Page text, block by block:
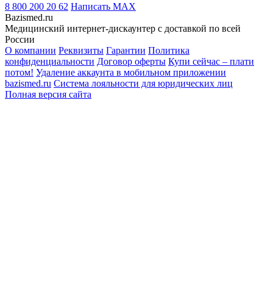
8 800 200 20 62 Написать MAX
Bazismed.ru
Медицинский интернет-дискаунтер с доставкой по всей
России
О компании Реквизиты Гарантии Политика
конфиденциальности Договор оферты Купи сейчас – плати
потом! Удаление аккаунта в мобильном приложении
bazismed.ru Система лояльности для юридических лиц
Полная версия сайта